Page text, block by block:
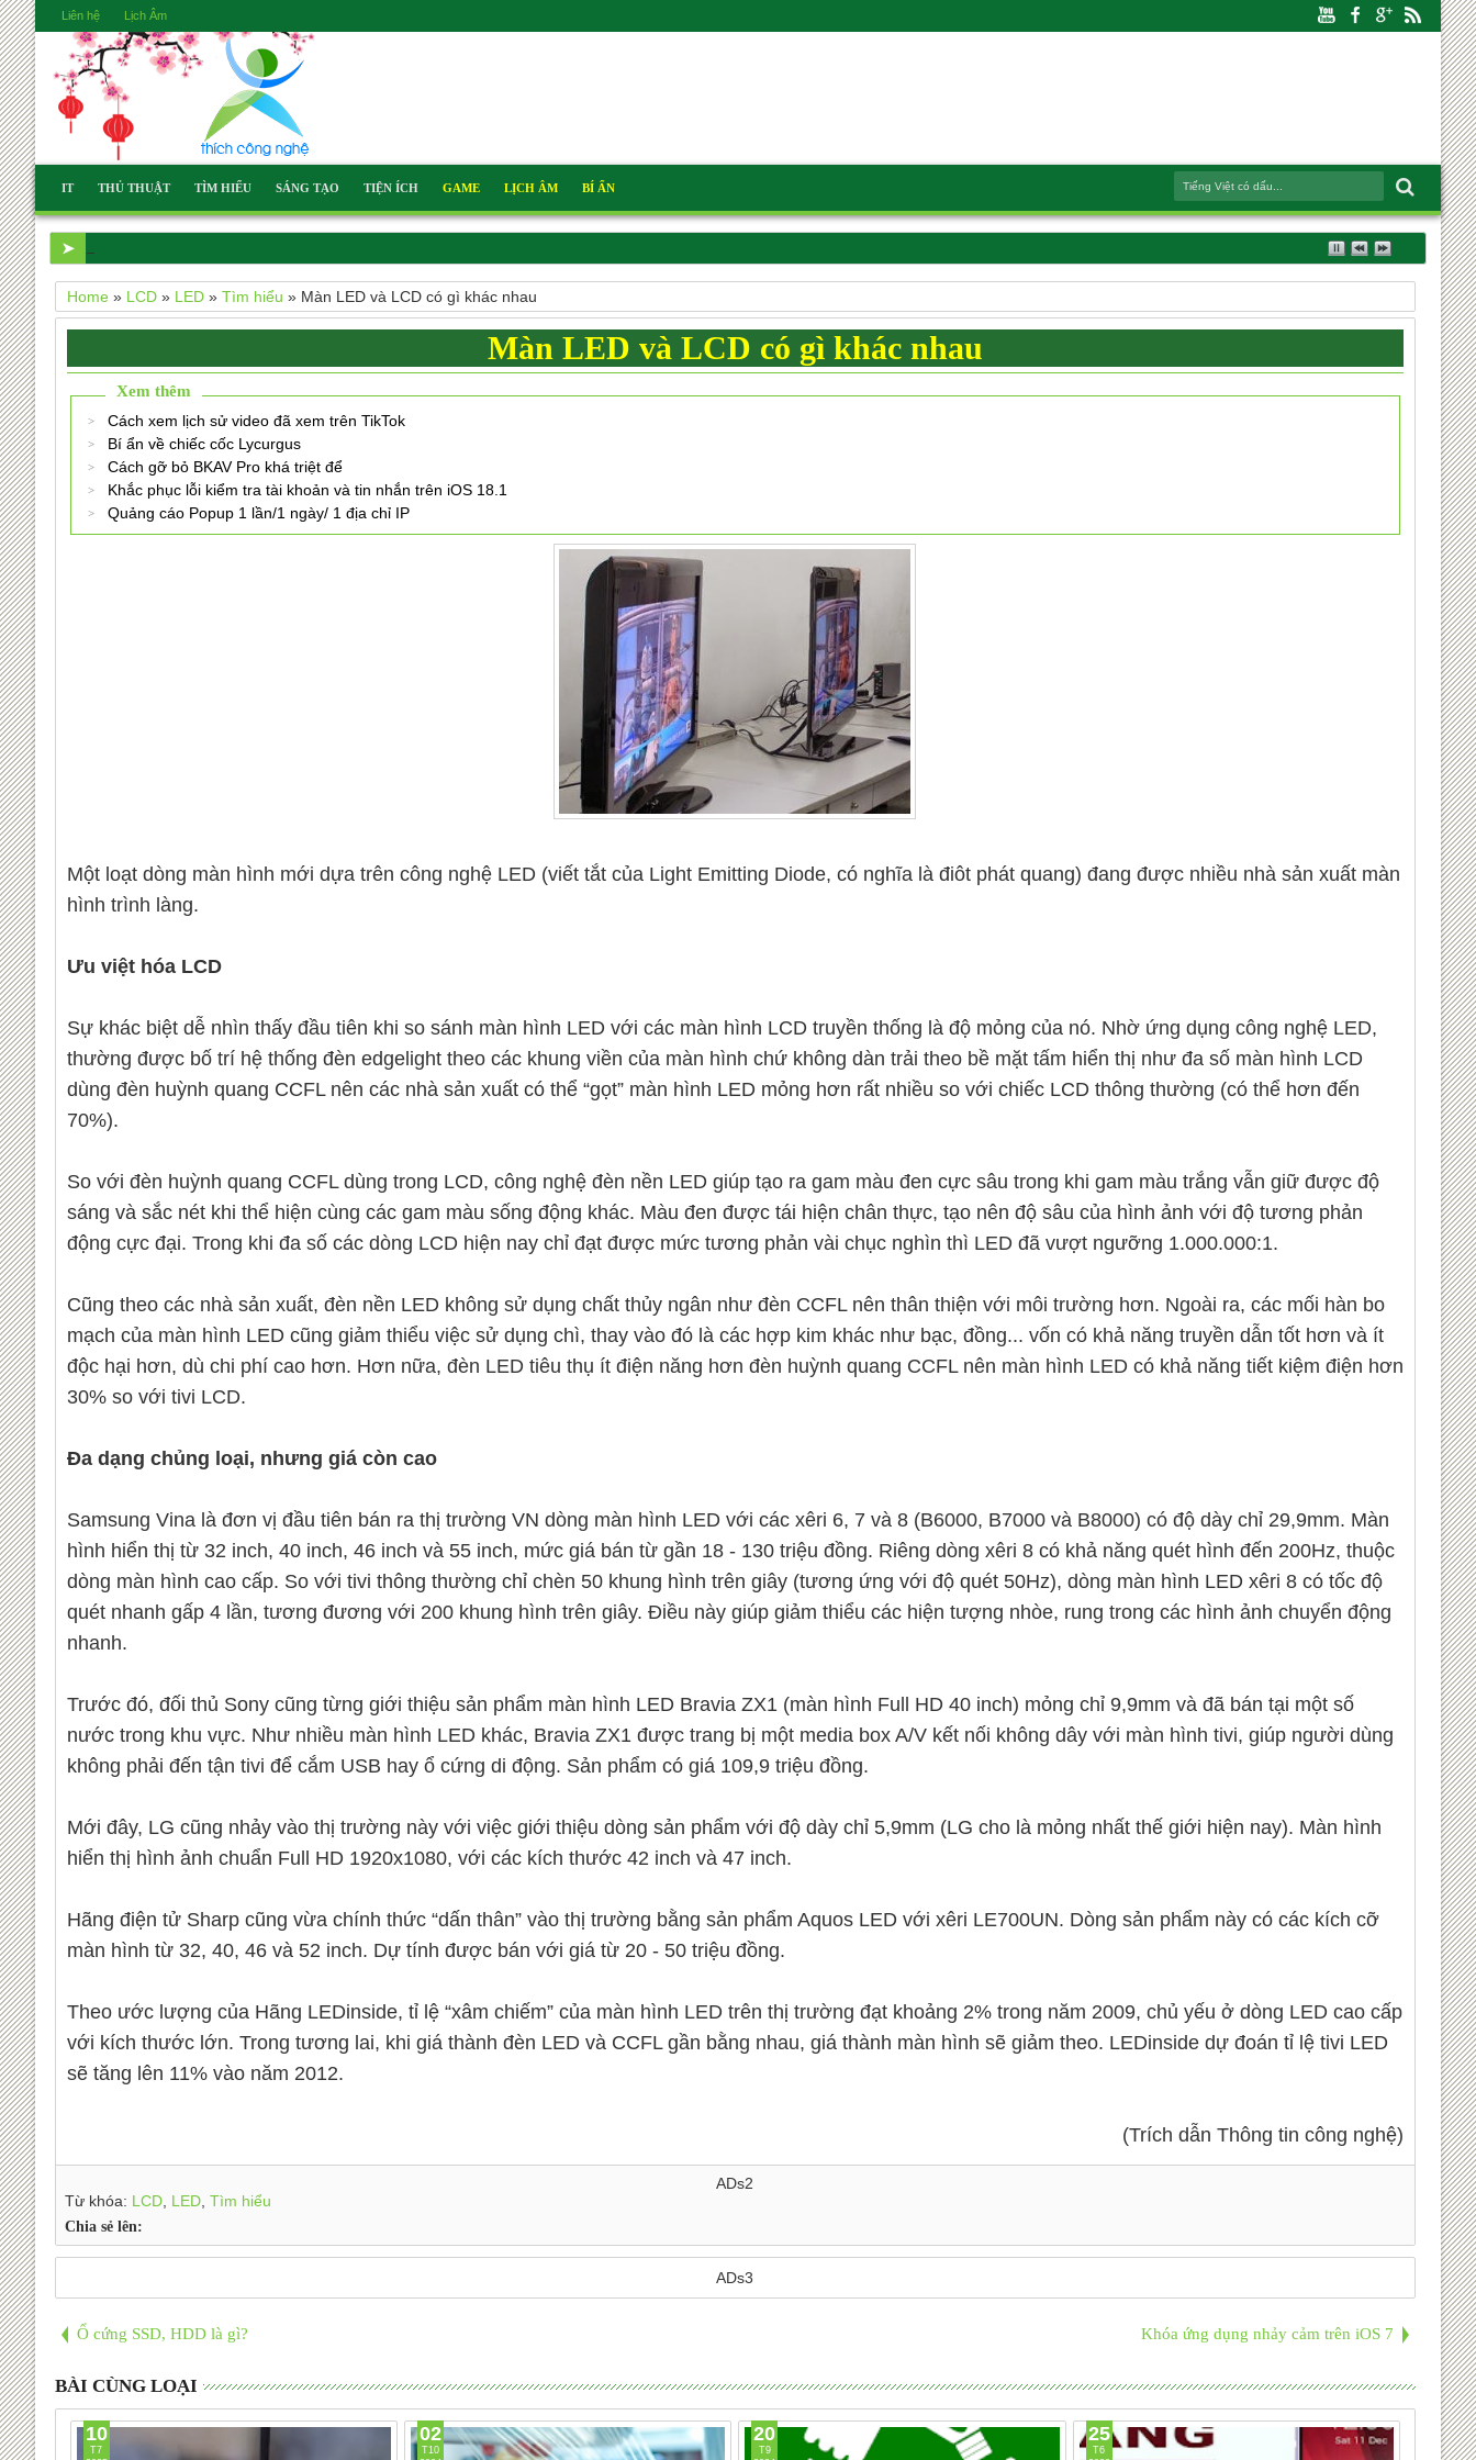
Liên hệ Lịch Âm
IT THỦ THUẬT TÌM HIỂU SÁNG TẠO TIỆN ÍCH GAME LỊCH ÂM BÍ ẨN
➤
Home» LCD» LED» Tìm hiểu » Màn LED và LCD có gì khác nhau
Màn LED và LCD có gì khác nhau
Xem thêm
Cách xem lịch sử video đã xem trên TikTok
Bí ẩn về chiếc cốc Lycurgus
Cách gỡ bỏ BKAV Pro khá triệt để
Khắc phục lỗi kiểm tra tài khoản và tin nhắn trên iOS 18.1
Quảng cáo Popup 1 lần/1 ngày/ 1 địa chỉ IP
Một loạt dòng màn hình mới dựa trên công nghệ LED (viết tắt của Light Emitting Diode, có nghĩa là điôt phát quang) đang được nhiều nhà sản xuất màn
hình trình làng.
Ưu việt hóa LCD
Sự khác biệt dễ nhìn thấy đầu tiên khi so sánh màn hình LED với các màn hình LCD truyền thống là độ mỏng của nó. Nhờ ứng dụng công nghệ LED,
thường được bố trí hệ thống đèn edgelight theo các khung viền của màn hình chứ không dàn trải theo bề mặt tấm hiển thị như đa số màn hình LCD
dùng đèn huỳnh quang CCFL nên các nhà sản xuất có thể “gọt” màn hình LED mỏng hơn rất nhiều so với chiếc LCD thông thường (có thể hơn đến
70%).
So với đèn huỳnh quang CCFL dùng trong LCD, công nghệ đèn nền LED giúp tạo ra gam màu đen cực sâu trong khi gam màu trắng vẫn giữ được độ
sáng và sắc nét khi thể hiện cùng các gam màu sống động khác. Màu đen được tái hiện chân thực, tạo nên độ sâu của hình ảnh với độ tương phản
động cực đại. Trong khi đa số các dòng LCD hiện nay chỉ đạt được mức tương phản vài chục nghìn thì LED đã vượt ngưỡng 1.000.000:1.
Cũng theo các nhà sản xuất, đèn nền LED không sử dụng chất thủy ngân như đèn CCFL nên thân thiện với môi trường hơn. Ngoài ra, các mối hàn bo
mạch của màn hình LED cũng giảm thiểu việc sử dụng chì, thay vào đó là các hợp kim khác như bạc, đồng... vốn có khả năng truyền dẫn tốt hơn và ít
độc hại hơn, dù chi phí cao hơn. Hơn nữa, đèn LED tiêu thụ ít điện năng hơn đèn huỳnh quang CCFL nên màn hình LED có khả năng tiết kiệm điện hơn
30% so với tivi LCD.
Đa dạng chủng loại, nhưng giá còn cao
Samsung Vina là đơn vị đầu tiên bán ra thị trường VN dòng màn hình LED với các xêri 6, 7 và 8 (B6000, B7000 và B8000) có độ dày chỉ 29,9mm. Màn
hình hiển thị từ 32 inch, 40 inch, 46 inch và 55 inch, mức giá bán từ gần 18 - 130 triệu đồng. Riêng dòng xêri 8 có khả năng quét hình đến 200Hz, thuộc
dòng màn hình cao cấp. So với tivi thông thường chỉ chèn 50 khung hình trên giây (tương ứng với độ quét 50Hz), dòng màn hình LED xêri 8 có tốc độ
quét nhanh gấp 4 lần, tương đương với 200 khung hình trên giây. Điều này giúp giảm thiểu các hiện tượng nhòe, rung trong các hình ảnh chuyển động
nhanh.
Trước đó, đối thủ Sony cũng từng giới thiệu sản phẩm màn hình LED Bravia ZX1 (màn hình Full HD 40 inch) mỏng chỉ 9,9mm và đã bán tại một số
nước trong khu vực. Như nhiều màn hình LED khác, Bravia ZX1 được trang bị một media box A/V kết nối không dây với màn hình tivi, giúp người dùng
không phải đến tận tivi để cắm USB hay ổ cứng di động. Sản phẩm có giá 109,9 triệu đồng.
Mới đây, LG cũng nhảy vào thị trường này với việc giới thiệu dòng sản phẩm với độ dày chỉ 5,9mm (LG cho là mỏng nhất thế giới hiện nay). Màn hình
hiển thị hình ảnh chuẩn Full HD 1920x1080, với các kích thước 42 inch và 47 inch.
Hãng điện tử Sharp cũng vừa chính thức “dấn thân” vào thị trường bằng sản phẩm Aquos LED với xêri LE700UN. Dòng sản phẩm này có các kích cỡ
màn hình từ 32, 40, 46 và 52 inch. Dự tính được bán với giá từ 20 - 50 triệu đồng.
Theo ước lượng của Hãng LEDinside, tỉ lệ “xâm chiếm” của màn hình LED trên thị trường đạt khoảng 2% trong năm 2009, chủ yếu ở dòng LED cao cấp
với kích thước lớn. Trong tương lai, khi giá thành đèn LED và CCFL gần bằng nhau, giá thành màn hình sẽ giảm theo. LEDinside dự đoán tỉ lệ tivi LED
sẽ tăng lên 11% vào năm 2012.
(Trích dẫn Thông tin công nghệ)
ADs2
Từ khóa: LCD, LED, Tìm hiểu
Chia sẻ lên:
ADs3
Ổ cứng SSD, HDD là gì? Khóa ứng dụng nhảy cảm trên iOS 7
BÀI CÙNG LOẠI
10
T7
02
T10
20
T9
25
T6
05